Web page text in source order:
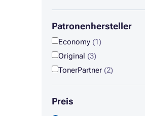
Patronenhersteller
Economy (1)
Original (3)
TonerPartner (2)
Preis